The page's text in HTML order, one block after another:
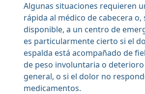
Algunas situaciones requieren
rápida al médico de cabecera o,
disponible, a un centro de
es particularmente cierto si el
espalda está acompañado de
de peso involuntaria o
general, o si el dolor no
medicamentos.